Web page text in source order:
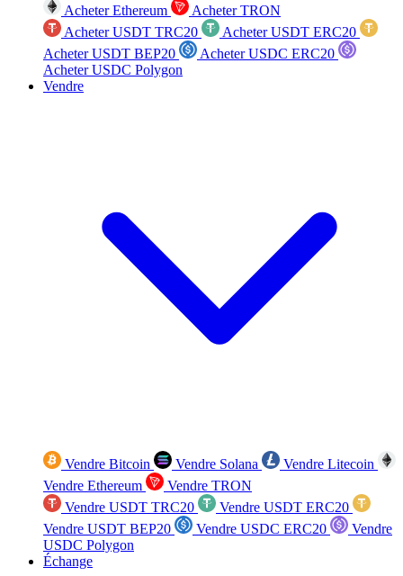
Acheter Ethereum
Acheter TRON
Acheter USDT TRC20
Acheter USDT ERC20
Acheter USDT BEP20
Acheter USDC ERC20
Acheter USDC Polygon
Vendre
Vendre Bitcoin Vendre Solana
Vendre Litecoin
Vendre Ethereum
Vendre TRON
Vendre USDT TRC20
Vendre USDT ERC20
Vendre USDT BEP20
Vendre USDC ERC20
Vendre
USDC Polygon
Échange